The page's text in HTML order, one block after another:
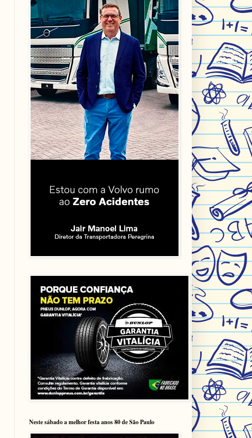
Neste sábado a melhor festa anos 80 de São Paulo